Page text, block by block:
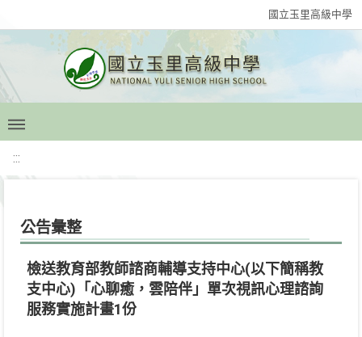
國立玉里高級中學
:::
公告彙整
檢送教育部教師諮商輔導支持中心(以下簡稱教
支中心)「心聊癒，雲陪伴」單次視訊心理諮詢
服務實施計畫1份